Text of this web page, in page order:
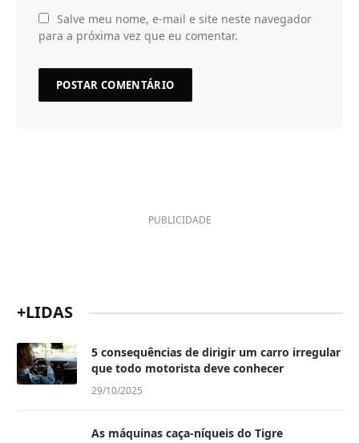
Salve meu nome, e-mail e site neste navegador
para a próxima vez que eu comentar.
PUBLICIDADE
+LIDAS
5 consequências de dirigir um carro irregular
que todo motorista deve conhecer
29/10/2025
As máquinas caça-níqueis do Tigre